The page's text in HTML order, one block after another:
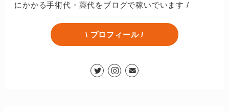
にかかる手術代・薬代をブログで稼いでいます /
\ プロフィール /